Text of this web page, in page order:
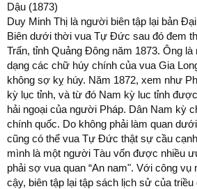
Dậu (1873)
Duy Minh Thị là người biên tập lại bản
Biên dưới thời vua Tự Đức sau đó đem
Trấn, tỉnh Quảng Đông năm 1873. Ông
dạng các chữ húy chính của vua Gia
không sợ kỵ húy. Năm 1872, xem như
kỳ lục tỉnh, và từ đó Nam kỳ luc tỉnh
hải ngoại của người Pháp. Dân Nam kỳ
chính quốc. Do không phải làm quan
cũng có thể vua Tự Đức thật sự cầu
mình là một người Tàu vốn được nhiều
phải sợ vua quan “An nam". Với công
cậy, biên tập lại tập sách lịch sử của triều